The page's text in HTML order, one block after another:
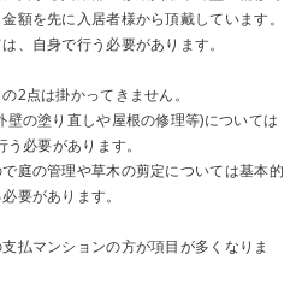
額を先に入居者様から頂戴しています。
、自身で行う必要があります。
2点は掛かってきません。
の塗り直しや屋根の修理等)については
必要があります。
庭の管理や草木の剪定については基本的
要があります。
払マンションの方が項目が多くなりま